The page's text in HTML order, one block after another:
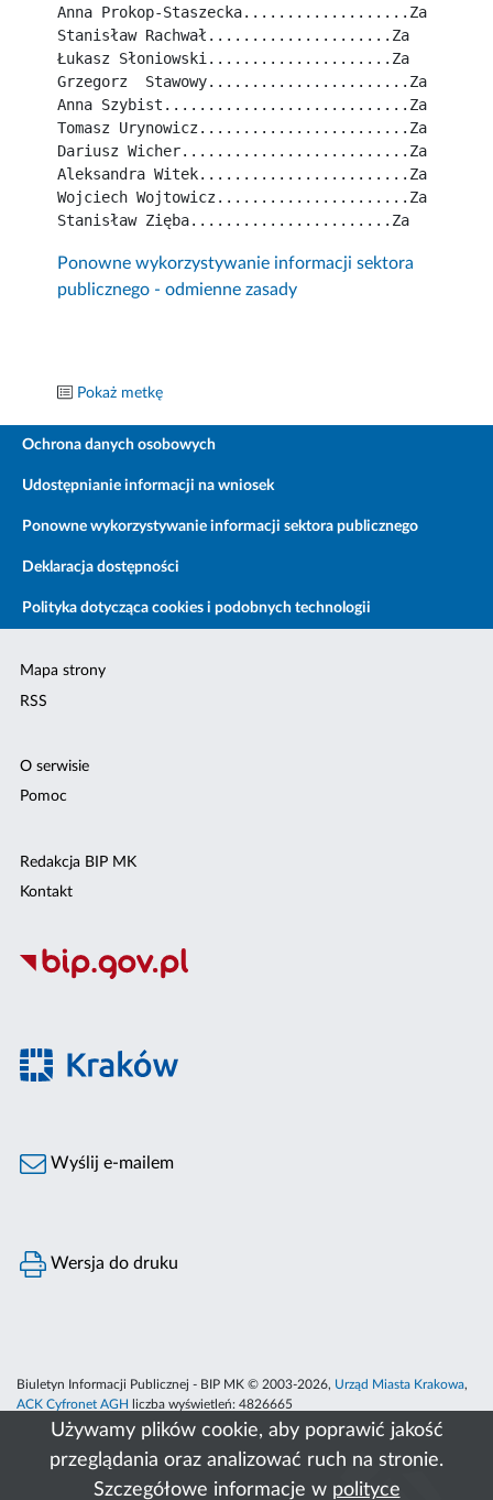
Używamy plików cookie, aby poprawić jakość
przeglądania oraz analizować ruch na stronie.
Szczegółowe informacje w polityce
Anna Prokop-Staszecka...................Za
Stanisław Rachwał.....................Za
Łukasz Słoniowski.....................Za
Grzegorz  Stawowy.......................Za
Anna Szybist............................Za
Tomasz Urynowicz........................Za
Dariusz Wicher..........................Za
Aleksandra Witek........................Za
Wojciech Wojtowicz......................Za
Stanisław Zięba.......................Za
Ponowne wykorzystywanie informacji sektora
publicznego - odmienne zasady
Pokaż metkę
Ochrona danych osobowych
Udostępnianie informacji na wniosek
Ponowne wykorzystywanie informacji sektora publicznego
Deklaracja dostępności
Polityka dotycząca cookies i podobnych technologii
Mapa strony
RSS
O serwisie
Pomoc
Redakcja BIP MK
Kontakt
Wyślij e-mailem
Wersja do druku
Biuletyn Informacji Publicznej - BIP MK © 2003-2026, Urząd Miasta Krakowa,
ACK Cyfronet AGH
liczba wyświetleń: 4826665